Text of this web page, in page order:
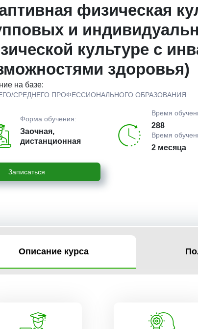
физическая
и
культуре с
здоровья)
на базе:
СРЕДНЕГО ПРОФЕССИОНАЛЬНОГО ОБРАЗОВАНИЯ
Форма обучения:
Заочная,
дистанционная
Время
288
Время
2 месяца
Записаться
Описание курса